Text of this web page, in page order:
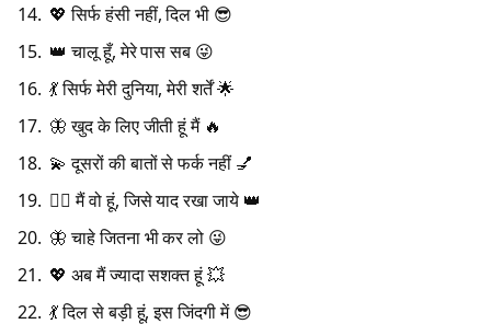
💖 सिर्फ हंसी नहीं, दिल भी 😎
👑 चालू हूँ, मेरे पास सब 😜
💃 सिर्फ मेरी दुनिया, मेरी शर्तें 🌟
🦋 खुद के लिए जीती हूं मैं 🔥
💫 दूसरों की बातों से फर्क नहीं 💅
💁‍♀️ मैं वो हूं, जिसे याद रखा जाये 👑
🦋 चाहे जितना भी कर लो 😜
💖 अब मैं ज्यादा सशक्त हूं 💥
💃 दिल से बड़ी हूं, इस जिंदगी में 😎